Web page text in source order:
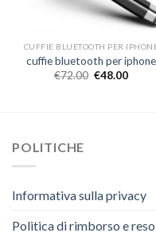
CUFFIE BLUETOOTH PER
cuffie bluetooth per iphone
€72.00 €48.00
POLITICHE
Informativa sulla privacy
Politica di rimborso e reso